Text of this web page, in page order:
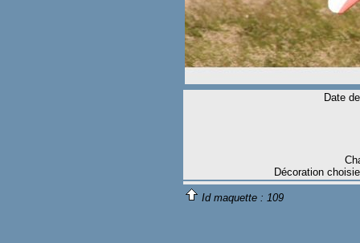
Date
Décoration
Id maquette : 109